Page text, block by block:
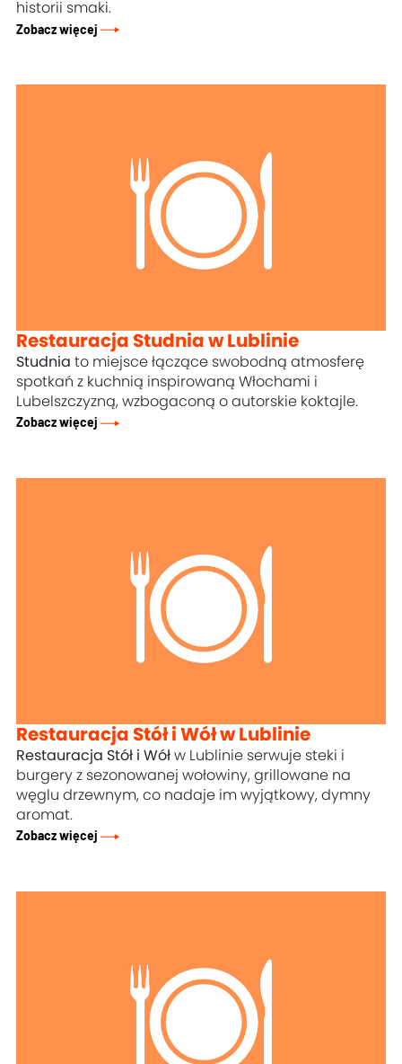
historii smaki.
Zobacz więcej
Restauracja Studnia w Lublinie
Studnia to miejsce łączące swobodną atmosferę
spotkań z kuchnią inspirowaną Włochami i
Lubelszczyzną, wzbogaconą o autorskie koktajle.
Zobacz więcej
Restauracja Stół i Wół w Lublinie
Restauracja Stół i Wół w Lublinie serwuje steki i
burgery z sezonowanej wołowiny, grillowane na
węglu drzewnym, co nadaje im wyjątkowy, dymny
aromat.
Zobacz więcej